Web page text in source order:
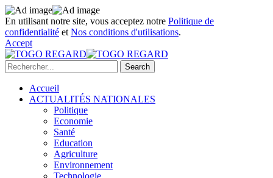
En utilisant notre site, vous acceptez notre Politique de
confidentialité et Nos conditions d'utilisations.
Accept
Accueil
ACTUALITÉS NATIONALES
Politique
Economie
Santé
Education
Agriculture
Environnement
Technologie